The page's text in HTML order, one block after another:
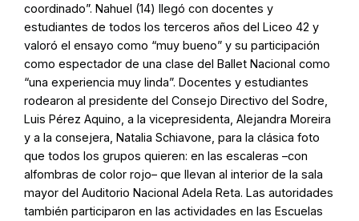
coordinado”. Nahuel (14) llegó con docentes y
estudiantes de todos los terceros años del Liceo 42 y
valoró el ensayo como “muy bueno” y su participación
como espectador de una clase del Ballet Nacional como
“una experiencia muy linda”. Docentes y estudiantes
rodearon al presidente del Consejo Directivo del Sodre,
Luis Pérez Aquino, a la vicepresidenta, Alejandra Moreira
y a la consejera, Natalia Schiavone, para la clásica foto
que todos los grupos quieren: en las escaleras –con
alfombras de color rojo– que llevan al interior de la sala
mayor del Auditorio Nacional Adela Reta. Las autoridades
también participaron en las actividades en las Escuelas